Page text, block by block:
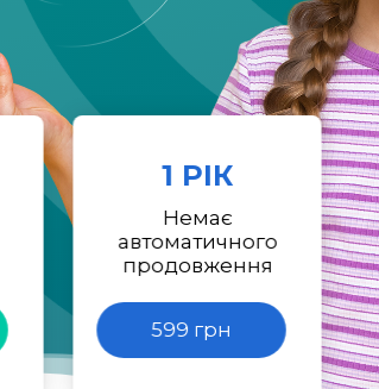
1 РІК
Немає
автоматичного
продовження
599 грн